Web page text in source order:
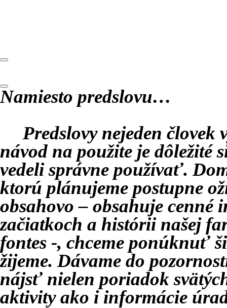
Namiesto predslovu…
Predslovy nejeden človek
návod na použite je dôležité
vedeli správne používať.
ktorú plánujeme postupne
obsahovo – obsahuje cenné
začiatkoch a histórii našej
fontes -, chceme ponúknuť
žijeme. Dávame do
nájsť nielen poriadok
aktivity ako i informácie